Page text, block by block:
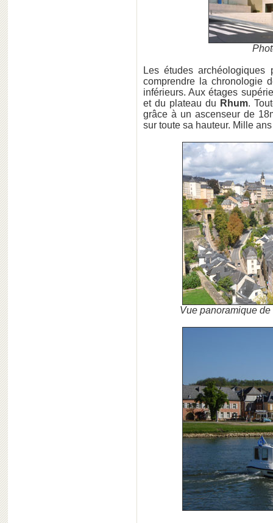
Les études
comprendre la chronologie
inférieurs. Aux étages
et du plateau du Rhum.
grâce à un ascenseur de
sur toute sa hauteur. Mille
Vue panoramique